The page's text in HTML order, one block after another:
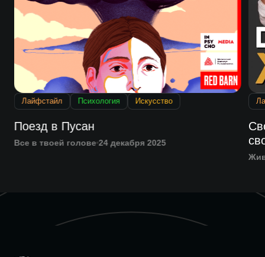
Лайфстайл Психология Искусство
Поезд в Пусан
Все в твоей голове 24 декабря 2025